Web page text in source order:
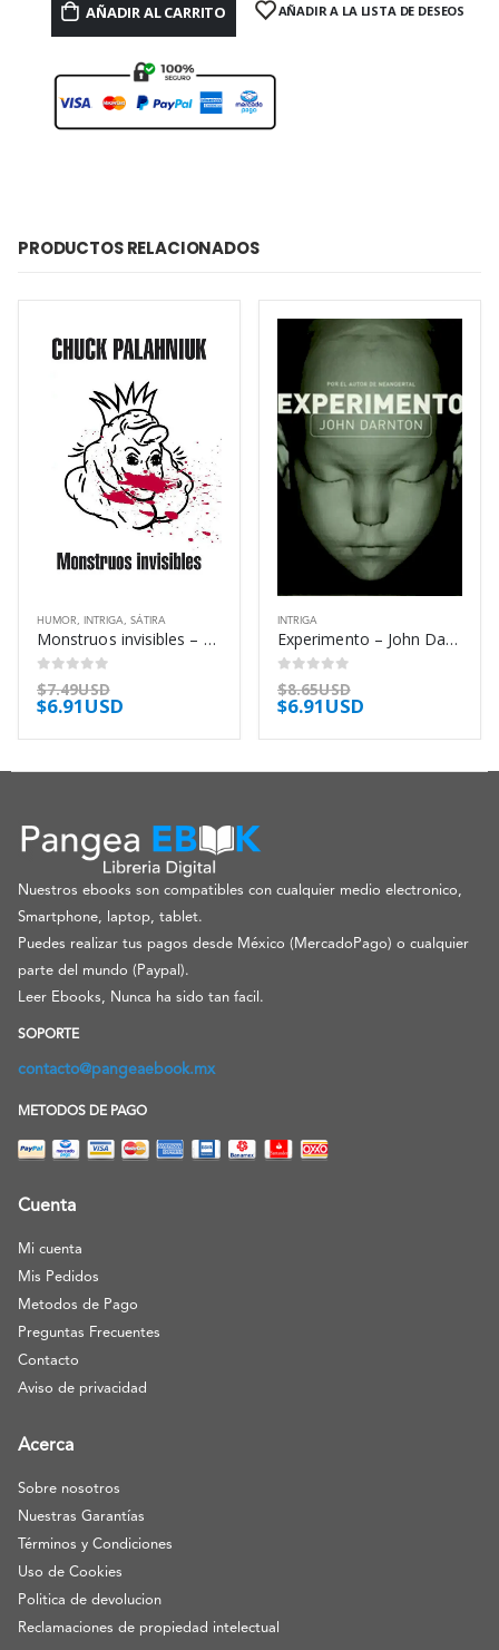
AÑADIR AL CARRITO AÑADIR A LA LISTA DE DESEOS
PRODUCTOS RELACIONADOS
HUMOR , INTRIGA, SÁTIRA
Monstruos invisibles – Chuck Palahniuk
0out of 5
$7.49USD
$6.91USD
INTRIGA
Experimento – John Darnton
0out of 5
$8.65USD
$6.91USD
Nuestros ebooks son compatibles con cualquier medio electronico,
Smartphone, laptop, tablet.
Puedes realizar tus pagos desde México (MercadoPago) o cualquier
parte del mundo (Paypal).
Leer Ebooks, Nunca ha sido tan facil.
SOPORTE
contacto@pangeaebook.mx
METODOS DE PAGO
Cuenta
Mi cuenta
Mis Pedidos
Metodos de Pago
Preguntas Frecuentes
Contacto
Aviso de privacidad
Acerca
Sobre nosotros
Nuestras Garantías
Términos y Condiciones
Uso de Cookies
Politica de devolucion
Reclamaciones de propiedad intelectual